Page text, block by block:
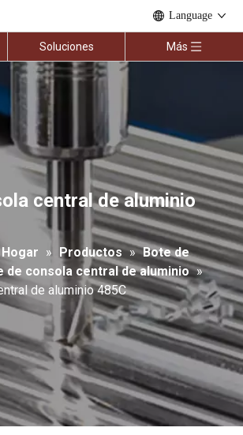
Language
Soluciones Más
central de aluminio
Hogar » Productos » Bote de
de consola central de aluminio »
de aluminio 485C